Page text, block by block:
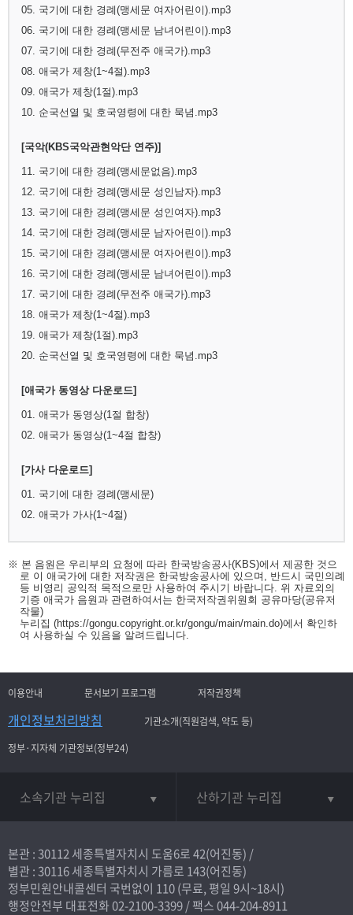
05. 국기에 대한 경례(맹세문 여자어린이).mp3
06. 국기에 대한 경례(맹세문 남녀어린이).mp3
07. 국기에 대한 경례(무전주 애국가).mp3
08. 애국가 제창(1~4절).mp3
09. 애국가 제창(1절).mp3
10. 순국선열 및 호국영령에 대한 묵념.mp3
[국악(KBS국악관현악단 연주)]
11. 국기에 대한 경례(맹세문없음).mp3
12. 국기에 대한 경례(맹세문 성인남자).mp3
13. 국기에 대한 경례(맹세문 성인여자).mp3
14. 국기에 대한 경례(맹세문 남자어린이).mp3
15. 국기에 대한 경례(맹세문 여자어린이).mp3
16. 국기에 대한 경례(맹세문 남녀어린이).mp3
17. 국기에 대한 경례(무전주 애국가).mp3
18. 애국가 제창(1~4절).mp3
19. 애국가 제창(1절).mp3
20. 순국선열 및 호국영령에 대한 묵념.mp3
[애국가 동영상 다운로드]
01. 애국가 동영상(1절 합창)
02. 애국가 동영상(1~4절 합창)
[가사 다운로드]
01. 국기에 대한 경례(맹세문)
02. 애국가 가사(1~4절)
※ 본 음원은 우리부의 요청에 따라 한국방송공사(KBS)에서 제공한 것으
로 이 애국가에 대한 저작권은 한국방송공사에 있으며, 반드시 국민의례
등 비영리 공익적 목적으로만 사용하여 주시기 바랍니다. 위 자료외의
기증 애국가 음원과 관련하여서는 한국저작권위원회 공유마당(공유저
작물)
누리집 (https://gongu.copyright.or.kr/gongu/main/main.do)에서 확인하
여 사용하실 수 있음을 알려드립니다.
이용안내 문서보기 프로그램 저작권정책
개인정보처리방침
기관소개(직원검색, 약도 등)
정부·지자체 기관정보(정부24)
소속기관 누리집 산하기관 누리집
본관 : 30112 세종특별자치시 도움6로 42(어진동) /
별관 : 30116 세종특별자치시 가름로 143(어진동)
정부민원안내콜센터 국번없이 110(무료, 평일 9시~18시)
행정안전부 대표전화02-2100-3399/ 팩스 044-204-8911